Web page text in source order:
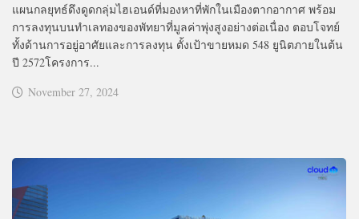
แผนกลยุทธ์ดึงดูดกลุ่มไฮเอนด์ที่มองหาที่พักในเมืองตากอากาศ พร้อม
การลงทุนบนทำเลทองของพัทยาที่มูลค่าพุ่งสูงอย่างต่อเนื่อง ตอบโจทย์
ทั้งด้านการอยู่อาศัยและการลงทุน ตั้งเป้าขายหมด 548 ยูนิตภายในต้น
ปี 2572โครงการ...
November 27, 2024